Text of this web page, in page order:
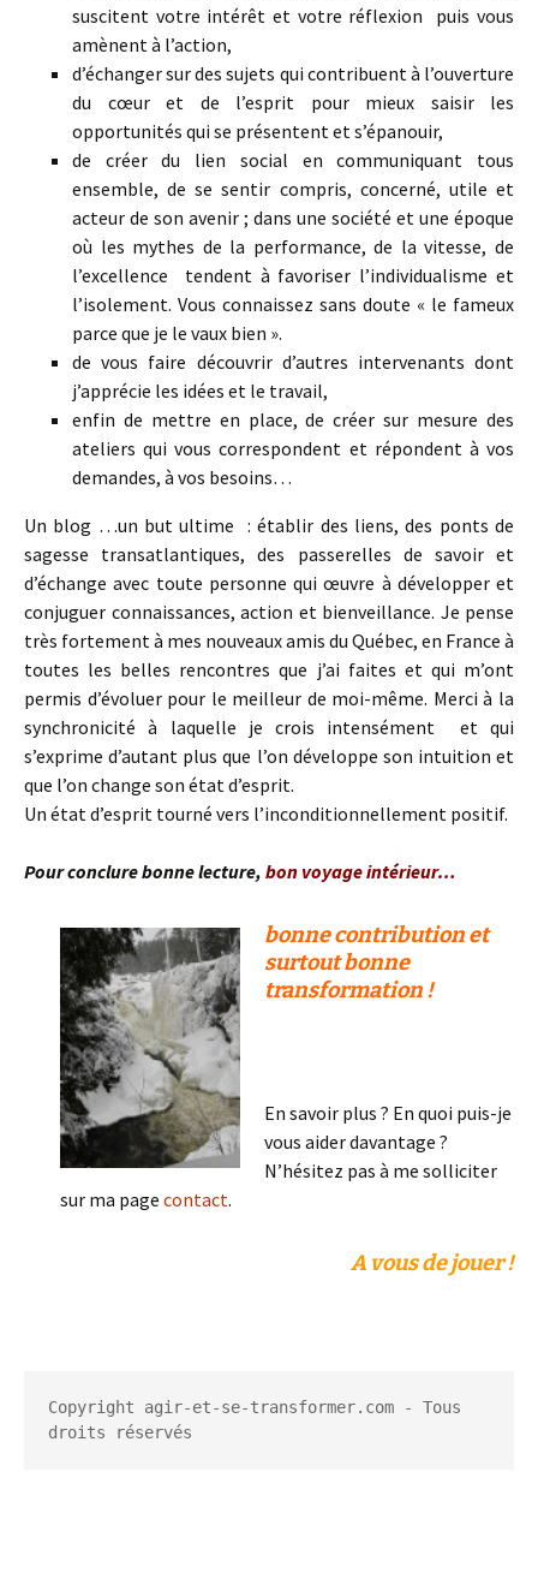
suscitent votre intérêt et votre réflexion puis vous
amènent à l’action,
d’échanger sur des sujets qui contribuent à l’ouverture
du cœur et de l’esprit pour mieux saisir les
opportunités qui se présentent et s’épanouir,
de créer du lien social en communiquant tous
ensemble, de se sentir compris, concerné, utile et
acteur de son avenir ; dans une société et une époque
où les mythes de la performance, de la vitesse, de
l’excellence tendent à favoriser l’individualisme et
l’isolement. Vous connaissez sans doute « le fameux
parce que je le vaux bien ».
de vous faire découvrir d’autres intervenants dont
j’apprécie les idées et le travail,
enfin de mettre en place, de créer sur mesure des
ateliers qui vous correspondent et répondent à vos
demandes, à vos besoins…
Un blog …un but ultime : établir des liens, des ponts de
sagesse transatlantiques, des passerelles de savoir et
d’échange avec toute personne qui œuvre à développer et
conjuguer connaissances, action et bienveillance. Je pense
très fortement à mes nouveaux amis du Québec, en France à
toutes les belles rencontres que j’ai faites et qui m’ont
permis d’évoluer pour le meilleur de moi-même. Merci à la
synchronicité à laquelle je crois intensément et qui
s’exprime d’autant plus que l’on développe son intuition et
que l’on change son état d’esprit.
Un état d’esprit tourné vers l’inconditionnellement positif.
Pour conclure bonne lecture, bon voyage intérieur…
bonne contribution et
surtout bonne
transformation !
En savoir plus ? En quoi puis-je
vous aider davantage ?
N’hésitez pas à me solliciter
sur ma page contact.
A vous de jouer !
Copyright agir-et-se-transformer.com - Tous
droits réservés